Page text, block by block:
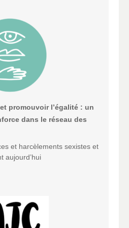
promouvoir l’égalité : un
dans le réseau des
et harcèlements sexistes et
aujourd’hui